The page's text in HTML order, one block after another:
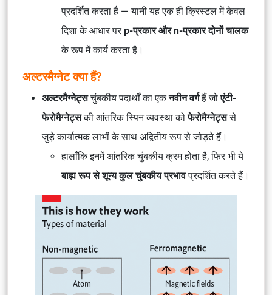
प्रदर्शित करता है — यानी यह एक ही क्रिस्टल में केवल
दिशा के आधार पर p-प्रकार और n-प्रकार दोनों चालक
के रूप में कार्य करता है।
अल्टरमैग्नेट क्या हैं?
अल्टरमैग्नेट्सचुंबकीय पदार्थों का एकनवीन वर्गहैं जोएंटी-
फेरोमैग्नेट्सकी आंतरिक स्पिन व्यवस्था कोफेरोमैग्नेट्ससे
जुड़े कार्यात्मक लाभों के साथ अद्वितीय रूप से जोड़ते हैं।
हालाँकि इनमें आंतरिक चुंबकीय क्रम होता है, फिर भी ये
बाह्य रूप से शून्य कुल चुंबकीय प्रभावप्रदर्शित करते हैं।